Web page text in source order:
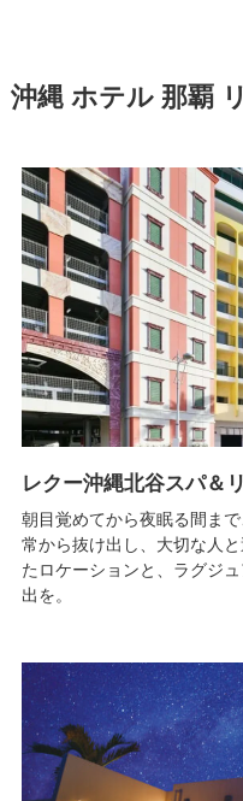
沖縄 ホテル 那覇
レクー沖縄北谷スパ＆
朝目覚めてから夜眠る間ま
常から抜け出し、大切な人
たロケーションと、ラグジ
出を。